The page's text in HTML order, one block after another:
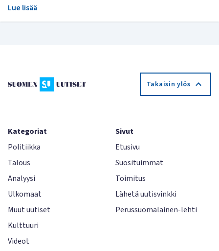
Lue lisää
Takaisin ylös
Kategoriat
Politiikka
Talous
Analyysi
Ulkomaat
Muut uutiset
Kulttuuri
Videot
Sivut
Etusivu
Suosituimmat
Toimitus
Lähetä uutisvinkki
Perussuomalainen-lehti